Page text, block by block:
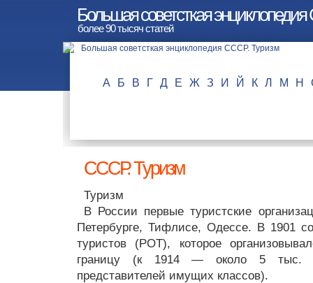
Большая советсткая
более 90 тысяч статей
А Б В Г Д Е Ж З И Й К Л М Н
СССР. Туризм
Туризм
В России первые туристские
Петербурге, Тифлисе, Одессе. В 1901
туристов (РОТ), которое
границу (к 1914 — около 5 тыс.
представителей имущих классов).